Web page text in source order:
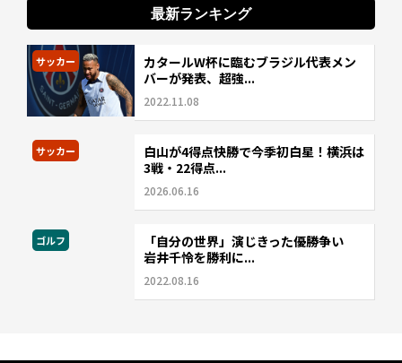
最新ランキング
サッカー
カタールW杯に臨むブラジル代表メン
バーが発表、超強...
2022.11.08
サッカー
白山が4得点快勝で今季初白星！横浜は
3戦・22得点...
2026.06.16
ゴルフ
「自分の世界」演じきった優勝争い
岩井千怜を勝利に...
2022.08.16